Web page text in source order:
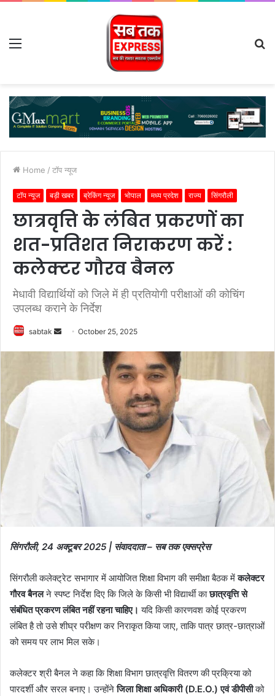
Menu
Home / टॉप न्यूज
टॉप न्यूज बड़ी खबर ब्रेकिंग न्यूज भोपाल मध्य प्रदेश राज्य सिंगरौली
छात्रवृत्ति के लंबित प्रकरणों का
शत-प्रतिशत निराकरण करें :
कलेक्टर गौरव बैनल
मेधावी विद्यार्थियों को जिले में ही प्रतियोगी परीक्षाओं की कोचिंग
उपलब्ध कराने के निर्देश
sabtak
SendOctober 25, 2025
सिंगरौली, 24 अक्टूबर 2025 | संवाददाता – सब तक एक्सप्रेस
सिंगरौली कलेक्ट्रेट सभागार में आयोजित शिक्षा विभाग की समीक्षा बैठक मेंकलेक्टर
गौरव बैनलने स्पष्ट निर्देश दिए कि जिले के किसी भी विद्यार्थी काछात्रवृत्ति से
संबंधित प्रकरण लंबित नहीं रहना चाहिए। यदि किसी कारणवश कोई प्रकरण
लंबित है तो उसे शीघ्र परीक्षण कर निराकृत किया जाए, ताकि पात्र छात्र-छात्राओं
को समय पर लाभ मिल सके।
कलेक्टर श्री बैनल ने कहा कि शिक्षा विभाग छात्रवृत्ति वितरण की प्रक्रिया को
पारदर्शी और सरल बनाए। उन्होंनेजिला शिक्षा अधिकारी (D.E.O.) एवं डीपीसीको